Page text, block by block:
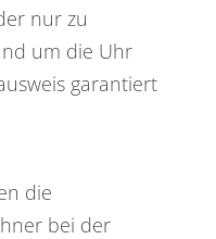
nur zu
um die Uhr
garantiert
die
bei der